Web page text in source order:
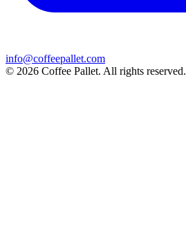
info@coffeepallet.com
© 2026 Coffee Pallet. All rights reserved.